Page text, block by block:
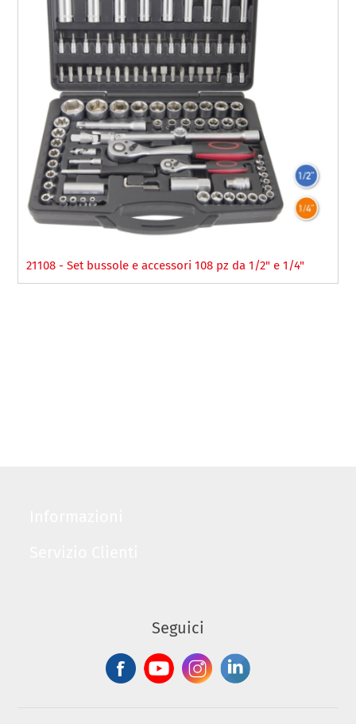
21108 - Set bussole e accessori 108 pz da 1/2" e 1/4"
Seguici